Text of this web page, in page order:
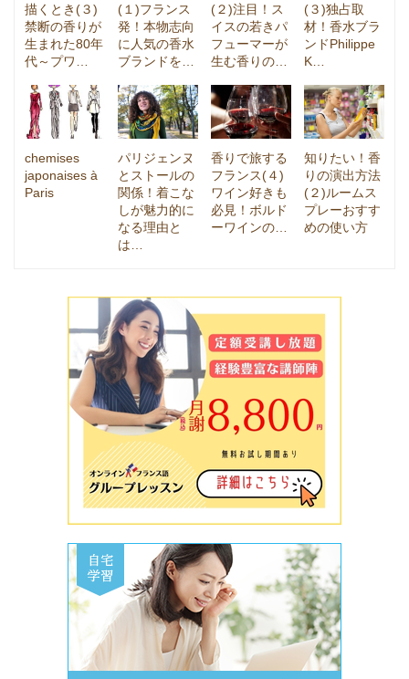
描くとき(３)
禁断の香りが
生まれた80年
代～プワ…
(１)フランス
発！本物志向
に人気の香水
ブランドを…
(２)注目！ス
イスの若きパ
フューマーが
生む香りの…
(３)独占取
材！香水ブラ
ンドPhilippe
K…
chemises
japonaises à
Paris
パリジェンヌ
とストールの
関係！着こな
しが魅力的に
なる理由と
は…
香りで旅する
フランス(４)
ワイン好きも
必見！ボルド
ーワインの…
知りたい！香
りの演出方法
(２)ルームス
プレーおすす
めの使い方